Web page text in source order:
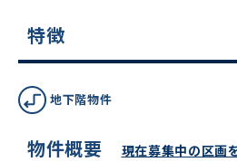
特徴
地下階物件
物件概要 現在募集中の区画